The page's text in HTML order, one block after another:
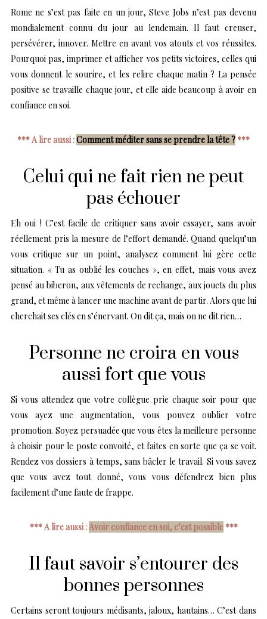
Rome ne s’est pas faite en un jour, Steve Jobs n’est pas devenu
mondialement connu du jour au lendemain. Il faut creuser,
persévérer, innover. Mettre en avant vos atouts et vos réussites.
Pourquoi pas, imprimer et afficher vos petits victoires, celles qui
vous donnent le sourire, et les relire chaque matin ? La pensée
positive se travaille chaque jour, et elle aide beaucoup à avoir en
confiance en soi.
*** A lire aussi :Comment méditer sans se prendre la tête ? ***
Celui qui ne fait rien ne peut
pas échouer
Eh oui ! C’est facile de critiquer sans avoir essayer, sans avoir
réellement pris la mesure de l’effort demandé. Quand quelqu’un
vous critique sur un point, analysez comment lui gère cette
situation. « Tu as oublié les couches », en effet, mais vous avez
pensé au biberon, aux vêtements de rechange, aux jouets du plus
grand, et même à lancer une machine avant de partir. Alors que lui
cherchait ses clés en s’énervant. On dit ça, mais on ne dit rien…
Personne ne croira en vous
aussi fort que vous
Si vous attendez que votre collègue prie chaque soir pour que
vous ayez une augmentation, vous pouvez oublier votre
promotion. Soyez persuadée que vous êtes la meilleure personne
à choisir pour le poste convoité, et faites en sorte que ça se voit.
Rendez vos dossiers à temps, sans bâcler le travail. Si vous savez
que vous avez tout donné, vous vous défendrez bien plus
facilement d’une faute de frappe.
*** A lire aussi :Avoir confiance en soi, c’est possible***
Il faut savoir s’entourer des
bonnes personnes
Certains seront toujours médisants, jaloux, hautains… C’est dans